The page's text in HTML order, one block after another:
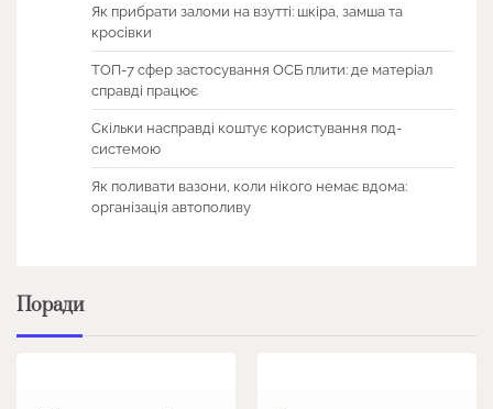
Як прибрати заломи на взутті: шкіра, замша та
кросівки
ТОП-7 сфер застосування ОСБ плити: де матеріал
справді працює
Скільки насправді коштує користування под-
системою
Як поливати вазони, коли нікого немає вдома:
організація автополиву
Поради